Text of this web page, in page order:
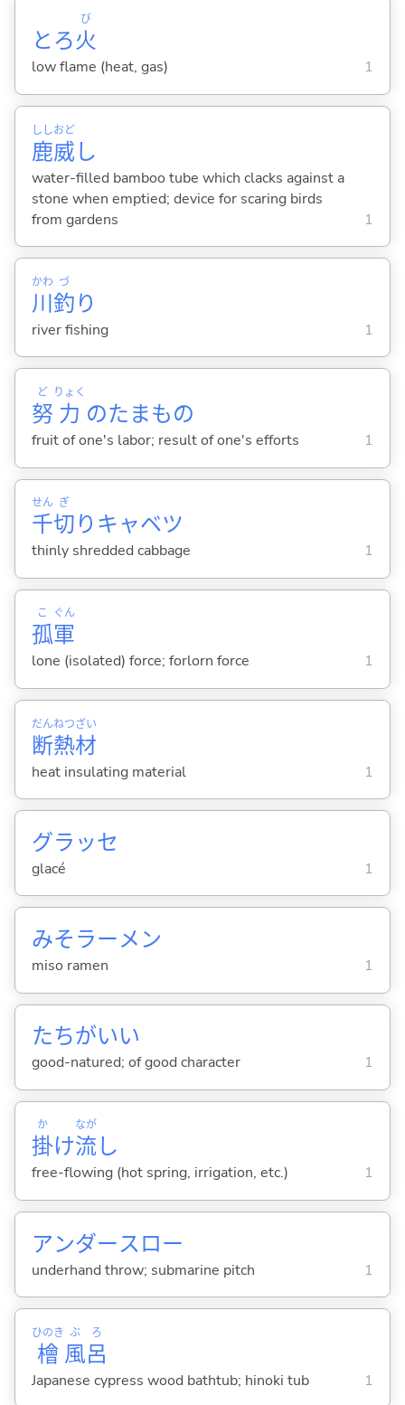
とろ火
び
low flame (heat, gas) 1
鹿
しし
威
おど
し
water-filled bamboo tube which clacks against a
stone when emptied; device for scaring birds
from gardens
1
川
かわ
釣
づ
り
river fishing 1
努
ど
力
りょく
のたまもの
fruit of one's labor; result of one's efforts 1
千
せん
切
ぎ
りキャベツ
thinly shredded cabbage 1
孤
こ
軍
ぐん
lone (isolated) force; forlorn force 1
断
だん
熱
ねつ
材
ざい
heat insulating material 1
グラッセ
glacé 1
みそラーメン
miso ramen 1
たちがいい
good-natured; of good character 1
掛
か
け流
なが
し
free-flowing (hot spring, irrigation, etc.) 1
アンダースロー
underhand throw; submarine pitch 1
檜
ひのき
風
ぶ
呂
ろ
Japanese cypress wood bathtub; hinoki tub 1